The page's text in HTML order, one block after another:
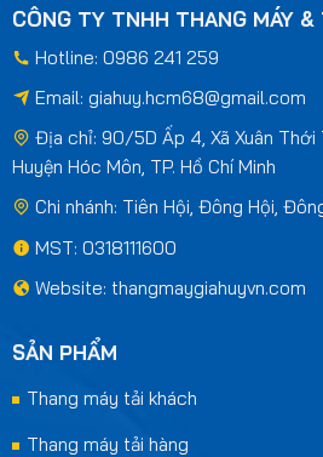
CÔNG TY TNHH THANG MÁY
Hotline: 0986 241 259
Email: giahuy.hcm68@gmail.com
Địa chỉ: 90/5D Ấp 4, Xã Xuân Thới
Huyện Hóc Môn, TP. Hồ Chí Minh
Chi nhánh: Tiên Hội, Đông Hội,
MST: 0318111600
Website: thangmaygiahuyvn.com
SẢN PHẨM
Thang máy tải khách
Thang máy tải hàng